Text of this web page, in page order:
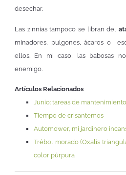
desechar.
Las zinnias tampoco se libran del
minadores, pulgones, ácaros o
ellos. En mi caso, las babosas
enemigo.
Artículos Relacionados
Junio: tareas de
Tiempo de crisantemos
Automower, mi jardinero
Trébol morado (Oxalis
color púrpura